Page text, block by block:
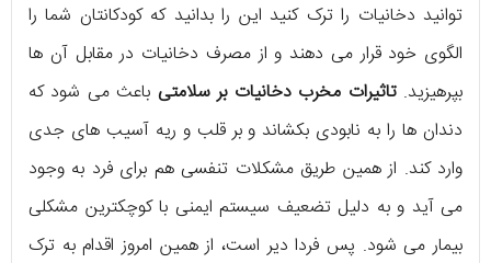
توانید دخانیات را ترک کنید این را بدانید که کودکانتان شما را
الگوی خود قرار می دهند و از مصرف دخانیات در مقابل آن ها
بپرهیزید.تاثیرات مخرب دخانیات بر سلامتی باعث می شود که
دندان ها را به نابودی بکشاند و بر قلب و ریه آسیب های جدی
وارد کند. از همین طریق مشکلات تنفسی هم برای فرد به وجود
می آید و به دلیل تضعیف سیستم ایمنی با کوچکترین مشکلی
بیمار می شود. پس فردا دیر است، از همین امروز اقدام به ترک